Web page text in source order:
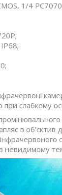
1/4
слабкому
в
невидимому